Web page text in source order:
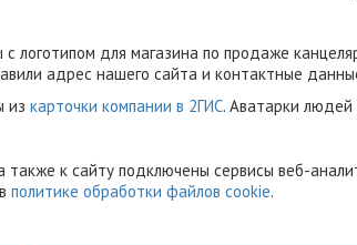
логотипом для магазина по продаже
адрес нашего сайта и контактные
из карточки компании в 2ГИС. Аватарки
также к сайту подключены сервисы веб-
политике обработки файлов cookie.